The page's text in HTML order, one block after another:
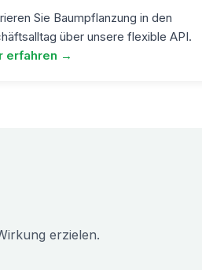
Sie Baumpflanzung in den
über unsere flexible API.
erfahren →
erzielen.